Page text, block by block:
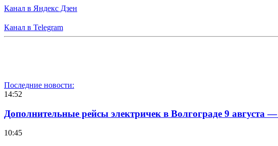
Канал в Яндекс Дзен
Канал в Telegram
Последние новости:
14:52
Дополнительные рейсы электричек в Волгограде 9 августа
10:45